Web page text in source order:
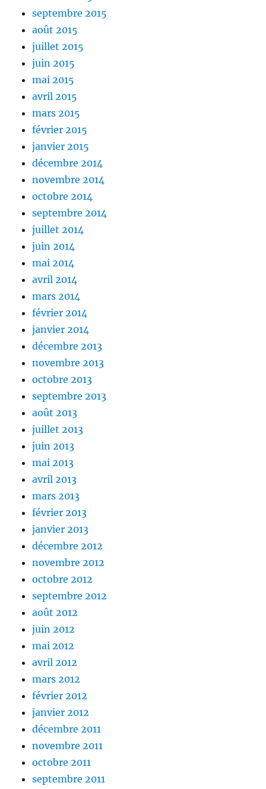
septembre 2015
août 2015
juillet 2015
juin 2015
mai 2015
avril 2015
mars 2015
février 2015
janvier 2015
décembre 2014
novembre 2014
octobre 2014
septembre 2014
juillet 2014
juin 2014
mai 2014
avril 2014
mars 2014
février 2014
janvier 2014
décembre 2013
novembre 2013
octobre 2013
septembre 2013
août 2013
juillet 2013
juin 2013
mai 2013
avril 2013
mars 2013
février 2013
janvier 2013
décembre 2012
novembre 2012
octobre 2012
septembre 2012
août 2012
juin 2012
mai 2012
avril 2012
mars 2012
février 2012
janvier 2012
décembre 2011
novembre 2011
octobre 2011
septembre 2011